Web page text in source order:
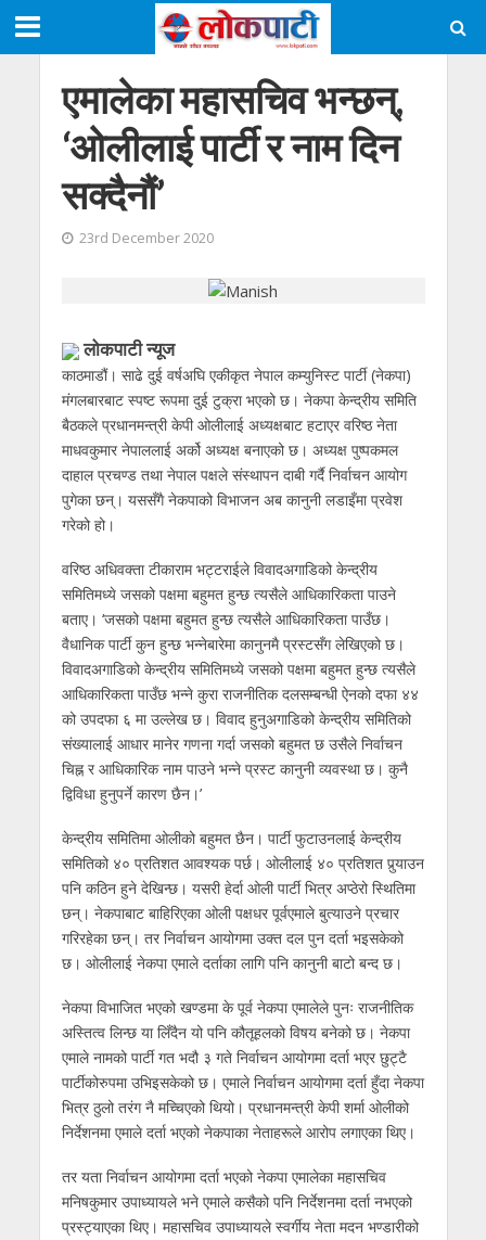
एमालेका महासचिव भन्छन्,
‘ओलीलाई पार्टी र नाम दिन
सक्दैनौं’
23rd December 2020
लोकपाटी न्यूज
काठमाडौं। साढे दुई वर्षअघि एकीकृत नेपाल कम्युनिस्ट पार्टी (नेकपा)
मंगलबारबाट स्पष्ट रूपमा दुई टुक्रा भएको छ। नेकपा केन्द्रीय समिति
बैठकले प्रधानमन्त्री केपी ओलीलाई अध्यक्षबाट हटाएर वरिष्ठ नेता
माधवकुमार नेपाललाई अर्को अध्यक्ष बनाएको छ। अध्यक्ष पुष्पकमल
दाहाल प्रचण्ड तथा नेपाल पक्षले संस्थापन दाबी गर्दै निर्वाचन आयोग
पुगेका छन्। यससँगै नेकपाको विभाजन अब कानुनी लडाइँमा प्रवेश
गरेको हो।
वरिष्ठ अधिवक्ता टीकाराम भट्टराईले विवादअगाडिको केन्द्रीय
समितिमध्ये जसको पक्षमा बहुमत हुन्छ त्यसैले आधिकारिकता पाउने
बताए। ‘जसको पक्षमा बहुमत हुन्छ त्यसैले आधिकारिकता पाउँछ।
वैधानिक पार्टी कुन हुन्छ भन्नेबारेमा कानुनमै प्रस्टसँग लेखिएको छ।
विवादअगाडिको केन्द्रीय समितिमध्ये जसको पक्षमा बहुमत हुन्छ त्यसैले
आधिकारिकता पाउँछ भन्ने कुरा राजनीतिक दलसम्बन्धी ऐनको दफा ४४
को उपदफा ६ मा उल्लेख छ। विवाद हुनुअगाडिको केन्द्रीय समितिको
संख्यालाई आधार मानेर गणना गर्दा जसको बहुमत छ उसैले निर्वाचन
चिह्न र आधिकारिक नाम पाउने भन्ने प्रस्ट कानुनी व्यवस्था छ। कुनै
द्विविधा हुनुपर्ने कारण छैन।’
केन्द्रीय समितिमा ओलीको बहुमत छैन। पार्टी फुटाउनलाई केन्द्रीय
समितिको ४० प्रतिशत आवश्यक पर्छ। ओलीलाई ४० प्रतिशत पुर्‍याउन
पनि कठिन हुने देखिन्छ। यसरी हेर्दा ओली पार्टी भित्र अप्ठेरो स्थितिमा
छन्। नेकपाबाट बाहिरिएका ओली पक्षधर पूर्वएमाले बुत्याउने प्रचार
गरिरहेका छन्। तर निर्वाचन आयोगमा उक्त दल पुन दर्ता भइसकेको
छ। ओलीलाई नेकपा एमाले दर्ताका लागि पनि कानुनी बाटो बन्द छ।
नेकपा विभाजित भएको खण्डमा के पूर्व नेकपा एमालेले पुनः राजनीतिक
अस्तित्व लिन्छ या लिँदैन यो पनि कौतूहलको विषय बनेको छ। नेकपा
एमाले नामको पार्टी गत भदौ ३ गते निर्वाचन आयोगमा दर्ता भएर छुट्टै
पार्टीकोरुपमा उभिइसकेको छ। एमाले निर्वाचन आयोगमा दर्ता हुँदा नेकपा
भित्र ठुलो तरंग नै मच्चिएको थियो। प्रधानमन्त्री केपी शर्मा ओलीको
निर्देशनमा एमाले दर्ता भएको नेकपाका नेताहरूले आरोप लगाएका थिए।
तर यता निर्वाचन आयोगमा दर्ता भएको नेकपा एमालेका महासचिव
मनिषकुमार उपाध्यायले भने एमाले कसैको पनि निर्देशनमा दर्ता नभएको
प्रस्ट्याएका थिए। महासचिव उपाध्यायले स्वर्गीय नेता मदन भण्डारीको